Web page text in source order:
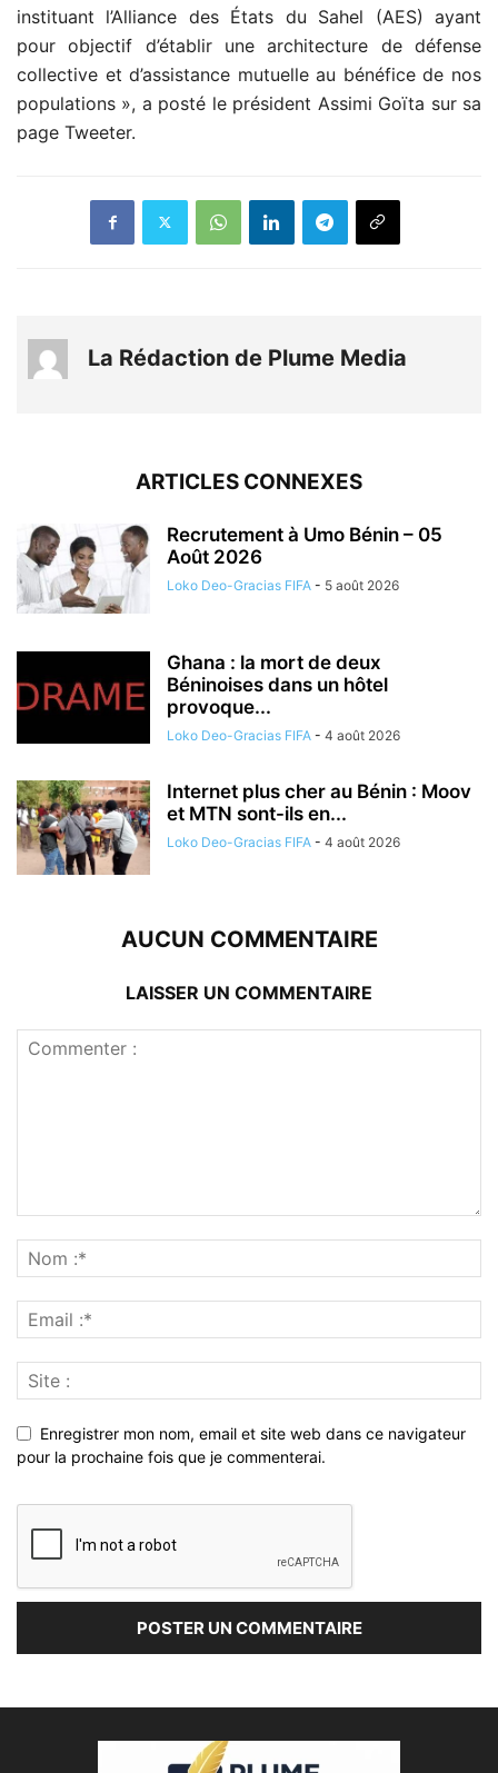
instituant l’Alliance des États du Sahel (AES) ayant
pour objectif d’établir une architecture de défense
collective et d’assistance mutuelle au bénéfice de nos
populations », a posté le président Assimi Goïta sur sa
page Tweeter.
La Rédaction de Plume Media
ARTICLES CONNEXES
Recrutement à Umo Bénin – 05
Août 2026
Loko Deo-Gracias FIFA - 5 août 2026
Ghana : la mort de deux
Béninoises dans un hôtel
provoque...
Loko Deo-Gracias FIFA - 4 août 2026
Internet plus cher au Bénin : Moov
et MTN sont-ils en...
Loko Deo-Gracias FIFA - 4 août 2026
AUCUN COMMENTAIRE
LAISSER UN COMMENTAIRE
Enregistrer mon nom, email et site web dans ce navigateur
pour la prochaine fois que je commenterai.